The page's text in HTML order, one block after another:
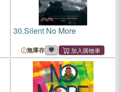
30.Silent No More
無庫存